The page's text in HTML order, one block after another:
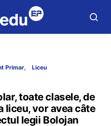
Primar Liceu
toate clasele, de
liceu, vor avea câte
legii Bolojan